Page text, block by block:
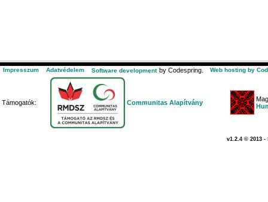
Impresszum Adatvédelem Software development by Codespring. Web hosting by
Támogatók: Communitas Alapítvány
v1.2.4 © 2013